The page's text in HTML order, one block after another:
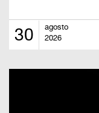
30
agosto
2026